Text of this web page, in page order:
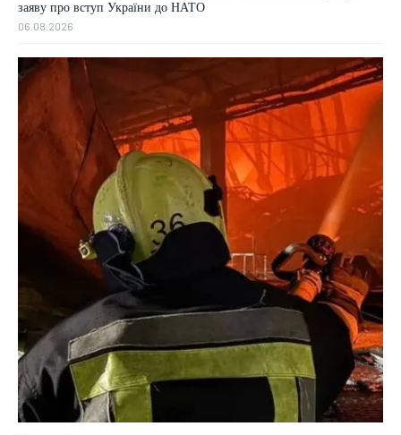
заяву про вступ України до НАТО
06.08.2026